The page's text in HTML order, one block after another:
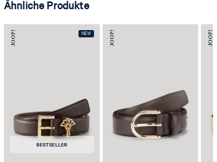
Ähnliche Produkte
BESTSELLER